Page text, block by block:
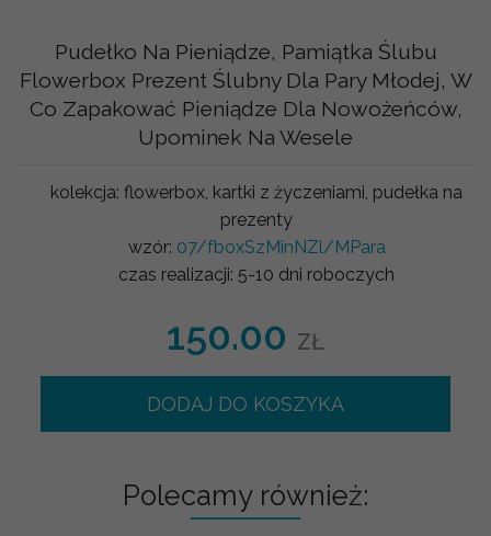
Pudełko Na Pieniądze, Pamiątka Ślubu
Flowerbox Prezent Ślubny Dla Pary Młodej, W
Co Zapakować Pieniądze Dla Nowożeńców,
Upominek Na Wesele
kolekcja: flowerbox, kartki z życzeniami, pudełka na
prezenty
wzór: 07/fboxSzMinNZl/MPara
czas realizacji: 5-10 dni roboczych
150.00 ZŁ
DODAJ DO KOSZYKA
Polecamy również: